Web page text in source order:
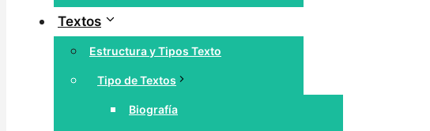
Textos
Estructura y Tipos Texto
Tipo de Textos
Biografía